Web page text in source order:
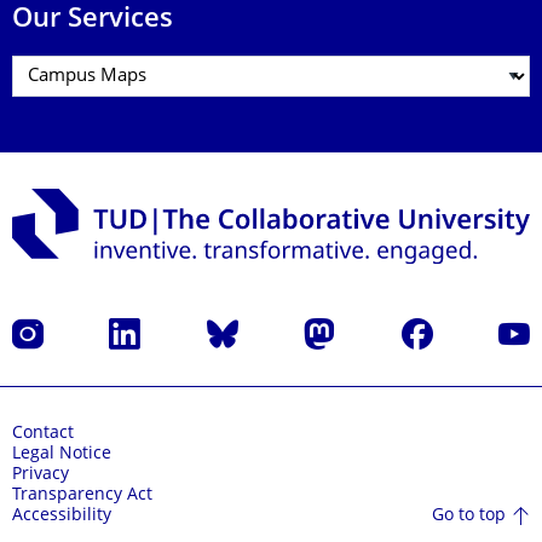
Our Services
Instagram LinkedIn Bluesky Mastodon Facebook
Contact
Legal Notice
Privacy
Transparency Act
Accessibility
Go to top